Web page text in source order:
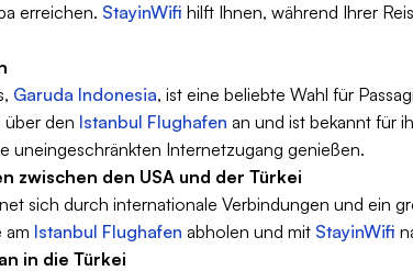
erreichen. StayinWifi hilft Ihnen, während Ihrer
Garuda Indonesia, ist eine beliebte Wahl für
über den Istanbul Flughafen an und ist bekannt für
uneingeschränkten Internetzugang genießen.
zwischen den USA und der Türkei
sich durch internationale Verbindungen und ein
am Istanbul Flughafen abholen und mit StayinWifi
in die Türkei